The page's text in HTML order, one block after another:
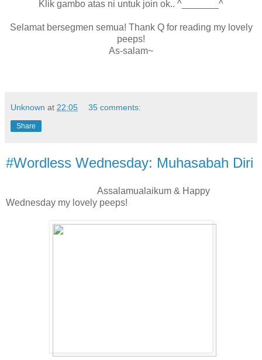
Klik gambo atas ni untuk join ok.. ^_______^
Selamat bersegmen semua! Thank Q for reading my lovely
peeps!
As-salam~
Unknown at 22:05 35 comments:
Share
#Wordless Wednesday: Muhasabah Diri
Assalamualaikum & Happy
Wednesday my lovely peeps!